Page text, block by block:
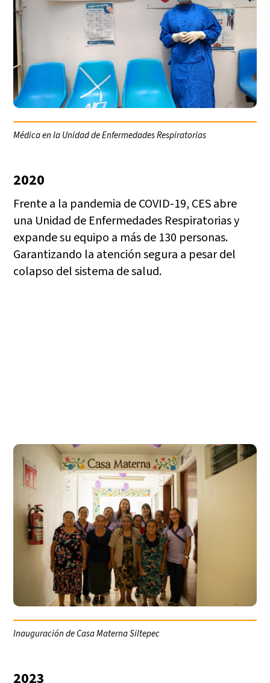
Médica en la Unidad de Enfermedades Respiratorias
2020
Frente a la pandemia de COVID-19, CES abre
una Unidad de Enfermedades Respiratorias y
expande su equipo a más de 130 personas.
Garantizando la atención segura a pesar del
colapso del sistema de salud.
Inauguración de Casa Materna Siltepec
2023